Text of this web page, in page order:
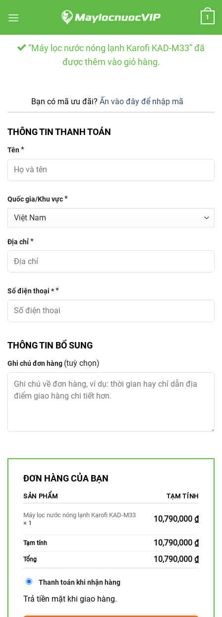
1
“Máy lọc nước nóng lạnh Karofi KAD-M33” đã
được thêm vào giỏ hàng.
Bạn có mã ưu đãi? Ấn vào đây để nhập mã
THÔNG TIN THANH TOÁN
Tên*
Quốc gia/Khu vực*
Địa chỉ*
Số điện thoại **
THÔNG TIN BỔ SUNG
Ghi chú đơn hàng (tuỳ chọn)
ĐƠN HÀNG CỦA BẠN
SẢN PHẨM TẠM TÍNH
Máy lọc nước nóng lạnh Karofi KAD-M33
× 1
10,790,000 ₫
Tạm tính 10,790,000 ₫
Tổng 10,790,000 ₫
Thanh toán khi nhận hàng
Trả tiền mặt khi giao hàng.